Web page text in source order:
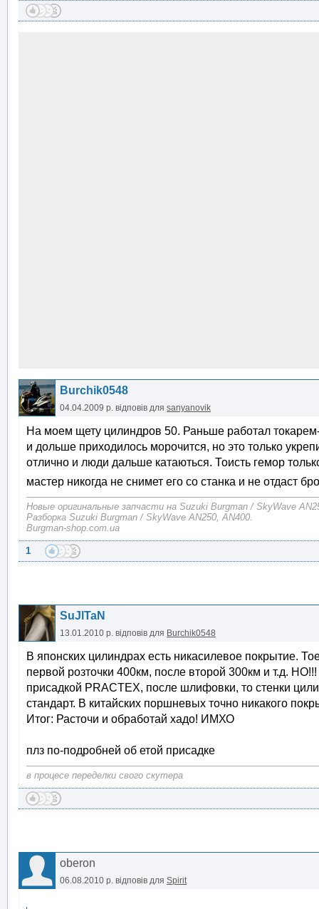
Burchik0548
04.04.2009 р. відповів для sanyanovik
На моем щету цилиндров 50. Раньше работал
и дольше приходилось морочится, но это только
отлично и люди дальше катаються. Тоисть гемор
мастер никогда не снимет его со станка и не отдаст
Новые оригинальные запчасти на Suzuki Burgman / SkyWave
Разборка Suzuki Burgman / SkyWave AN250, AN400.
Burgman-shop.com.ua
1
SuJlTaN
13.01.2010 р. відповів для Burchik0548
В японских цилиндрах есть никасилевое покрытие.
первой розточки 400км, после второй 300км и т.д.
присадкой PRACTEX, после шлифовки, то стенки
стандарт. В китайских поршневых точно никакого
Итог: Расточи и обработай хадо! ИМХО
плз по-подробней об етой присадке
в процесе переделки свого скутера
oberon
06.08.2010 р. відповів для Spirit